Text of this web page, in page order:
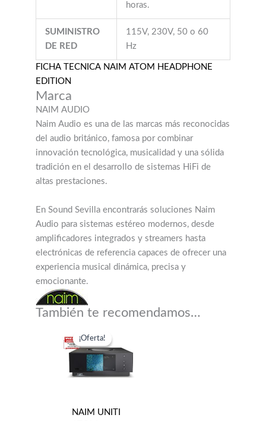
horas.
SUMINISTRO
DE RED
115V, 230V, 50 o 60
Hz
FICHA TECNICA NAIM ATOM HEADPHONE
EDITION
Marca
NAIM AUDIO
Naim Audio es una de las marcas más reconocidas
del audio británico, famosa por combinar
innovación tecnológica, musicalidad y una sólida
tradición en el desarrollo de sistemas HiFi de
altas prestaciones.
En Sound Sevilla encontrarás soluciones Naim
Audio para sistemas estéreo modernos, desde
amplificadores integrados y streamers hasta
electrónicas de referencia capaces de ofrecer una
experiencia musical dinámica, precisa y
emocionante.
También te recomendamos…
¡Oferta!
¡Oferta!
NAIM UNITI